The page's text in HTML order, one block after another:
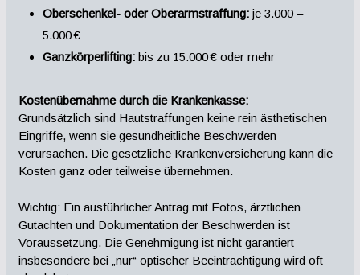
Oberschenkel- oder Oberarmstraffung:je 3.000 –
5.000 €
Ganzkörperlifting:bis zu 15.000 € oder mehr
Kostenübernahme durch die Krankenkasse:
Grundsätzlich sind Hautstraffungen keine rein ästhetischen
Eingriffe, wenn sie gesundheitliche Beschwerden
verursachen. Die gesetzliche Krankenversicherung kann die
Kosten ganz oder teilweise übernehmen.
Wichtig: Ein ausführlicher Antrag mit Fotos, ärztlichen
Gutachten und Dokumentation der Beschwerden ist
Voraussetzung. Die Genehmigung ist nicht garantiert –
insbesondere bei „nur“ optischer Beeinträchtigung wird oft